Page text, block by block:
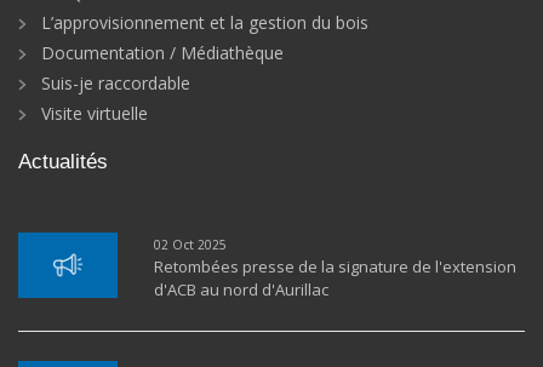
L’approvisionnement et la gestion du bois
Documentation / Médiathèque
Suis-je raccordable
Visite virtuelle
Actualités
02 Oct 2025
Retombées presse de la signature de l'extension
d'ACB au nord d'Aurillac